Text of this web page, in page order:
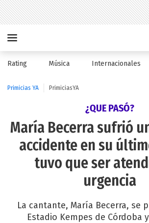
Rating Música Internacionales
Primicias YA PrimiciasYA
¿QUE PASÓ?
María Becerra sufrió
accidente en su
tuvo que ser
urgencia
La cantante, María Becerra, se
Estadio Kempes de Córdoba